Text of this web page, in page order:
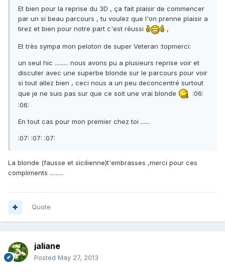
Et bien pour la reprise du 3D , ça fait plaisir de commencer
par un si beau parcours , tu voulez que l'on prenne plaisir a
tirez et bien pour notre part c'est réussi
,
Et très sympa mon peloton de super Veteran :topmerci:
un seul hic ......... nous avons pu a plusieurs reprise voir et
discuter avec une superbe blonde sur le parcours pour voir
si tout allez bien , ceci nous a un peu deconcentré surtout
que je ne suis pas sur que ce soit une vrai blonde
:06:
:06:
En tout cas pour mon premier chez toi ......
:07: :07: :07:
La blonde (fausse et sicilienne)t'embrasses ,merci pour ces
compliments .........
Quote
jaliane
Posted May 27, 2013